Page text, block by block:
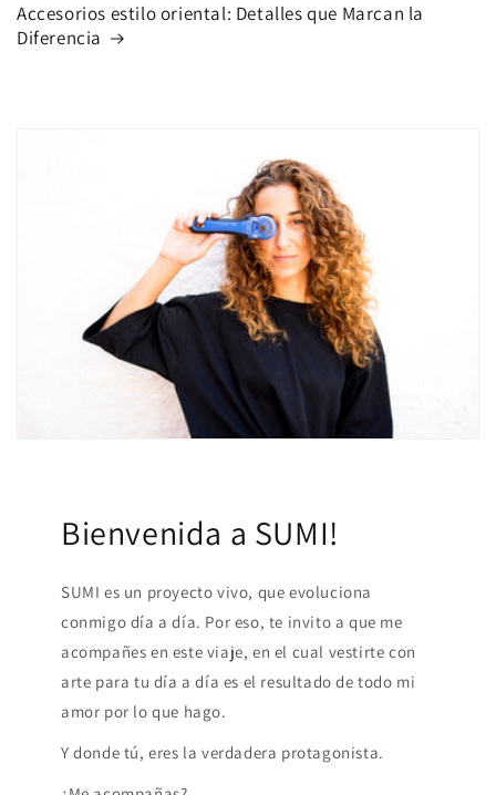
Accesorios estilo oriental: Detalles que Marcan la
Diferencia
Bienvenida a SUMI!
SUMI es un proyecto vivo, que evoluciona
conmigo día a día. Por eso, te invito a que me
acompañes en este viaje, en el cual vestirte con
arte para tu día a día es el resultado de todo mi
amor por lo que hago.
Y donde tú, eres la verdadera protagonista.